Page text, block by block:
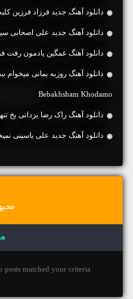
دانلود آهنگ جديد فرزاد فرزین کلبه با 2 کیفیت و متن
دانلود آهنگ جديد علی اصحابی سیگار با 2 کیفیت و
دانلود آهنگ غمگین یادمون رفت
Bebakhsham Khodamo
دانلود آهنگ راک رضا یزدانی یخ
دانلود آهنگ جديد علی یاسینی
posts matched your criteria.